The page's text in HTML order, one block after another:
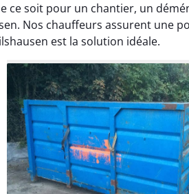
ce soit pour un chantier, un
Nos chauffeurs assurent une
est la solution idéale.